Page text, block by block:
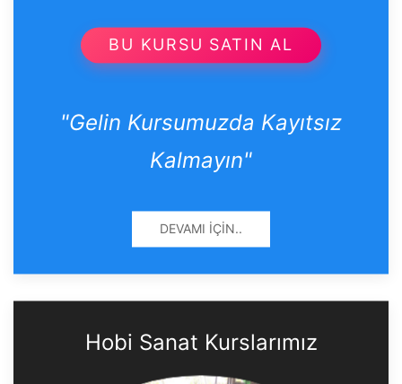
BU KURSU SATIN AL
"Gelin Kursumuzda Kayıtsız
Kalmayın"
DEVAMI İÇIN..
Hobi Sanat Kurslarımız